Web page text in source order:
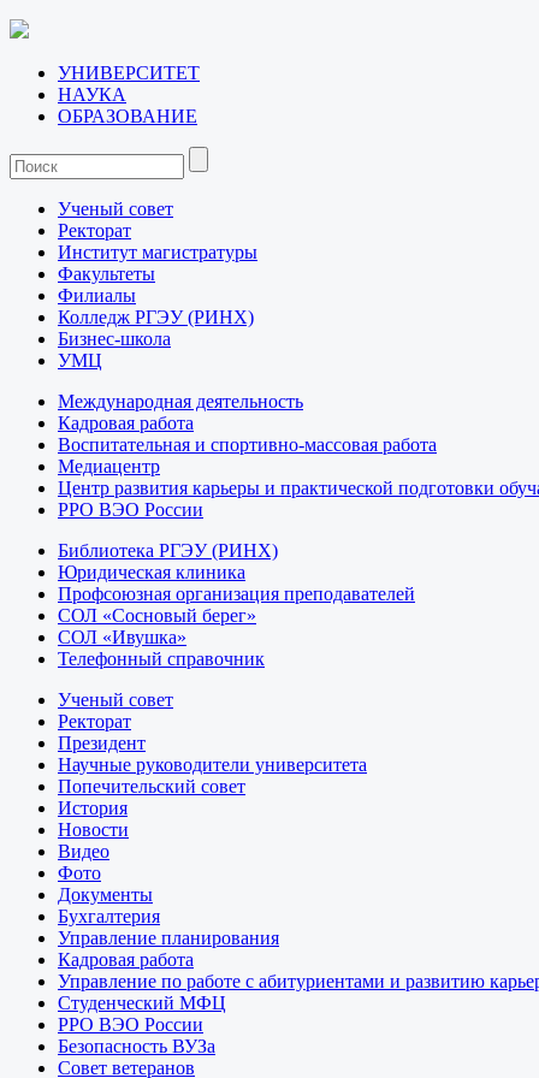
УНИВЕРСИТЕТ
НАУКА
ОБРАЗОВАНИЕ
Ученый совет
Ректорат
Институт магистратуры
Факультеты
Филиалы
Колледж РГЭУ (РИНХ)
Бизнес-школа
УМЦ
Международная деятельность
Кадровая работа
Воспитательная и спортивно-массовая работа
Медиацентр
Центр развития карьеры и практической подготовки
РРО ВЭО России
Библиотека РГЭУ (РИНХ)
Юридическая клиника
Профсоюзная организация преподавателей
СОЛ «Сосновый берег»
СОЛ «Ивушка»
Телефонный справочник
Ученый совет
Ректорат
Президент
Научные руководители университета
Попечительский совет
История
Новости
Видео
Фото
Документы
Бухгалтерия
Управление планирования
Кадровая работа
Управление по работе с абитуриентами и развитию
Студенческий МФЦ
РРО ВЭО России
Безопасность ВУЗа
Совет ветеранов